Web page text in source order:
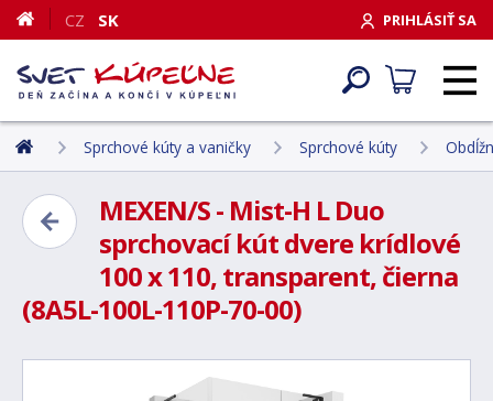
PRIHLÁSIŤ SA
CZ SK
Sprchové kúty a vaničky Sprchové kúty
MEXEN/S - Mist-H L Duo
sprchovací kút dvere krídlové
100 x 110, transparent, čierna
(8A5L-100L-110P-70-00)